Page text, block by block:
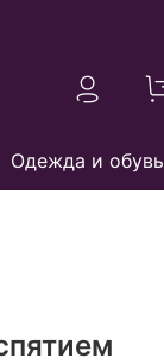
Одежда и обувь